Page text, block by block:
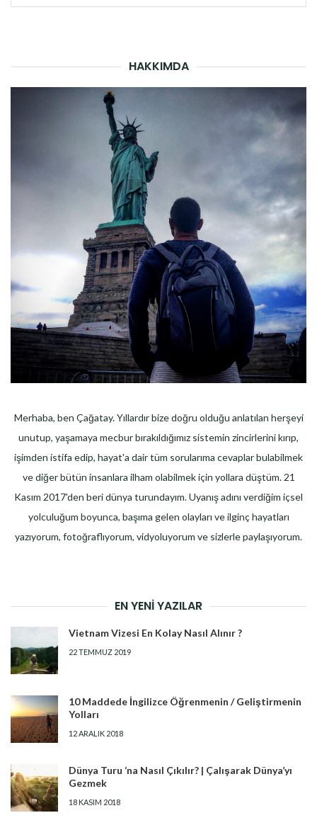
HAKKIMDA
Merhaba, ben Çağatay. Yıllardır bize doğru olduğu anlatılan herşeyi
unutup, yaşamaya mecbur bırakıldığımız sistemin zincirlerini kırıp,
işimden istifa edip, hayat'a dair tüm sorularıma cevaplar bulabilmek
ve diğer bütün insanlara ilham olabilmek için yollara düştüm. 21
Kasım 2017'den beri dünya turundayım. Uyanış adını verdiğim içsel
yolculuğum boyunca, başıma gelen olayları ve ilginç hayatları
yazıyorum, fotoğraflıyorum, vidyoluyorum ve sizlerle paylaşıyorum.
EN YENI YAZILAR
Vietnam Vizesi En Kolay Nasıl Alınır ?
22 TEMMUZ 2019
10 Maddede İngilizce Öğrenmenin / Geliştirmenin
Yolları
12 ARALIK 2018
Dünya Turu ‘na Nasıl Çıkılır? | Çalışarak Dünya’yı
Gezmek
18 KASIM 2018